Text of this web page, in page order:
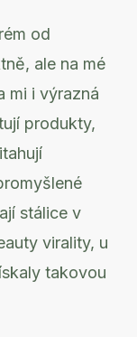
od
ale na mé
mi i výrazná
produkty,
stálice v
virality, u
takovou